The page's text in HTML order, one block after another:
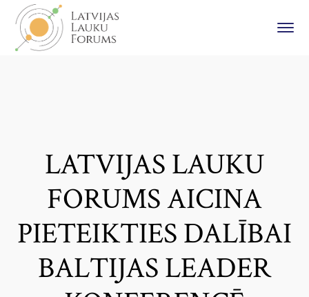
LATVIJAS LAUKU
FORUMS AICINA
PIETEIKTIES DALĪBAI
BALTIJAS LEADER